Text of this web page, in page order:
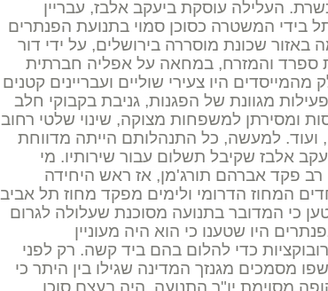
העלילה עוסקת ביעקב אלבז, עבריין
בידי המשטרה כסוכן סמוי בתנועת הפנתרים
שכונת מוסררה בירושלים, על ידי דור
ספרד והמזרח, במחאה על אפליה חברתית
היו צעירי שוליים ועבריינים קטנים
מגוונת של הפגנות, גניבת בקבוקי חלב
ומסירתן למשפחות מצוקה, שינוי שלטי רחוב
ועוד. למעשה, כל התנהלותם הייתה מדווחת
אלבז שקיבל תשלום עבור שירותיו. מי
רב פקד אברהם תורג'מן, אז ראש היחידה
המחוז הדרומי ולימים מפקד מחוז תל אביב
כי המדובר בתנועה מסוכנת שעלולה לגרום
היו שטענו כי הוא היה מעוניין
כדי להלום בהם ביד קשה. רק לפני
מסמכים מגנזך המדינה שגילו בין היתר כי
מסוימת יו"ר התנועה, היה בעצם סוכן